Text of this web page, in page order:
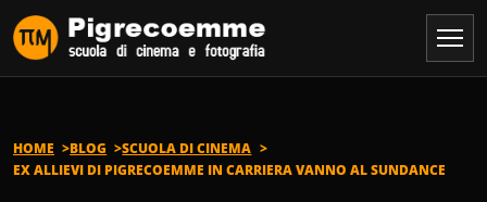
Vai al contenuto
HOME BLOG
SCUOLA DI CINEMA
EX ALLIEVI DI PIGRECOEMME IN CARRIERA VANNO AL SUNDANCE